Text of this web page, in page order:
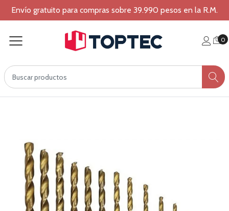
Envío gratuito para compras sobre 39.990 pesos en la R.M.
0